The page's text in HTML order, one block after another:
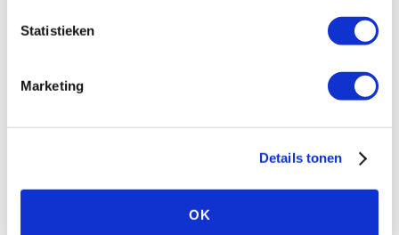
Statistieken
Marketing
Details tonen
OK
Eafhandeling van uw vraag en/of inschrijving. Lees voor
Deze site wordt beschermd door reCAPTCHA en het Google
Privacybeleid
toepassing.
VERSTUUR